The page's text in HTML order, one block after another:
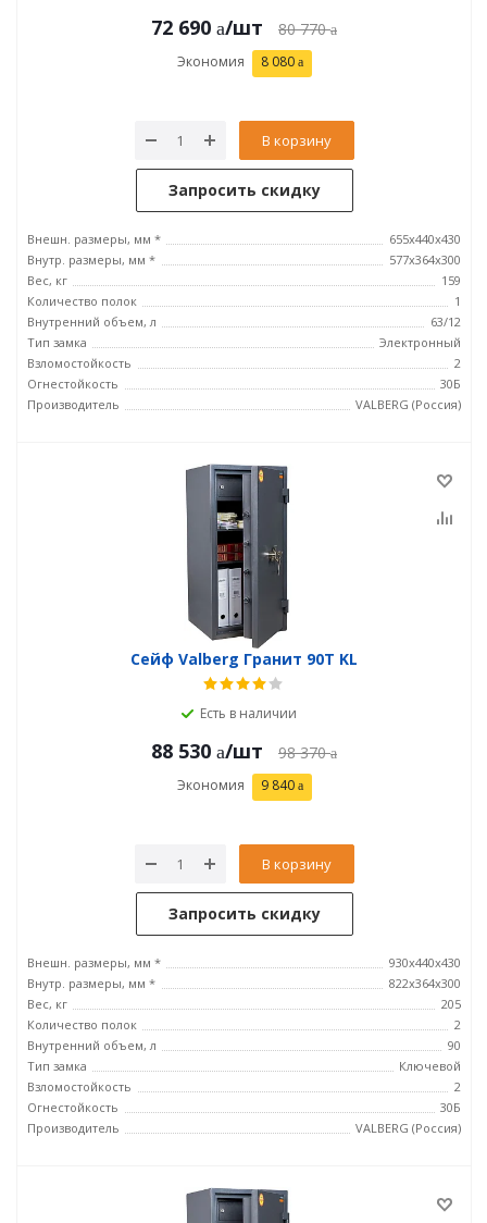
72 690 /шт 80 770
Экономия 8 080
В корзину
Запросить скидку
Внешн. размеры, мм *
655x440x430
Внутр. размеры, мм *
577x364x300
Вес, кг
159
Количество полок
1
Внутренний объем, л
63/12
Тип замка
Электронный
Взломостойкость
2
Огнестойкость
30Б
Производитель
VALBERG (Россия)
Сейф Valberg Гранит 90T KL
Есть в наличии
88 530 /шт 98 370
Экономия 9 840
В корзину
Запросить скидку
Внешн. размеры, мм *
930x440x430
Внутр. размеры, мм *
822x364x300
Вес, кг
205
Количество полок
2
Внутренний объем, л
90
Тип замка
Ключевой
Взломостойкость
2
Огнестойкость
30Б
Производитель
VALBERG (Россия)